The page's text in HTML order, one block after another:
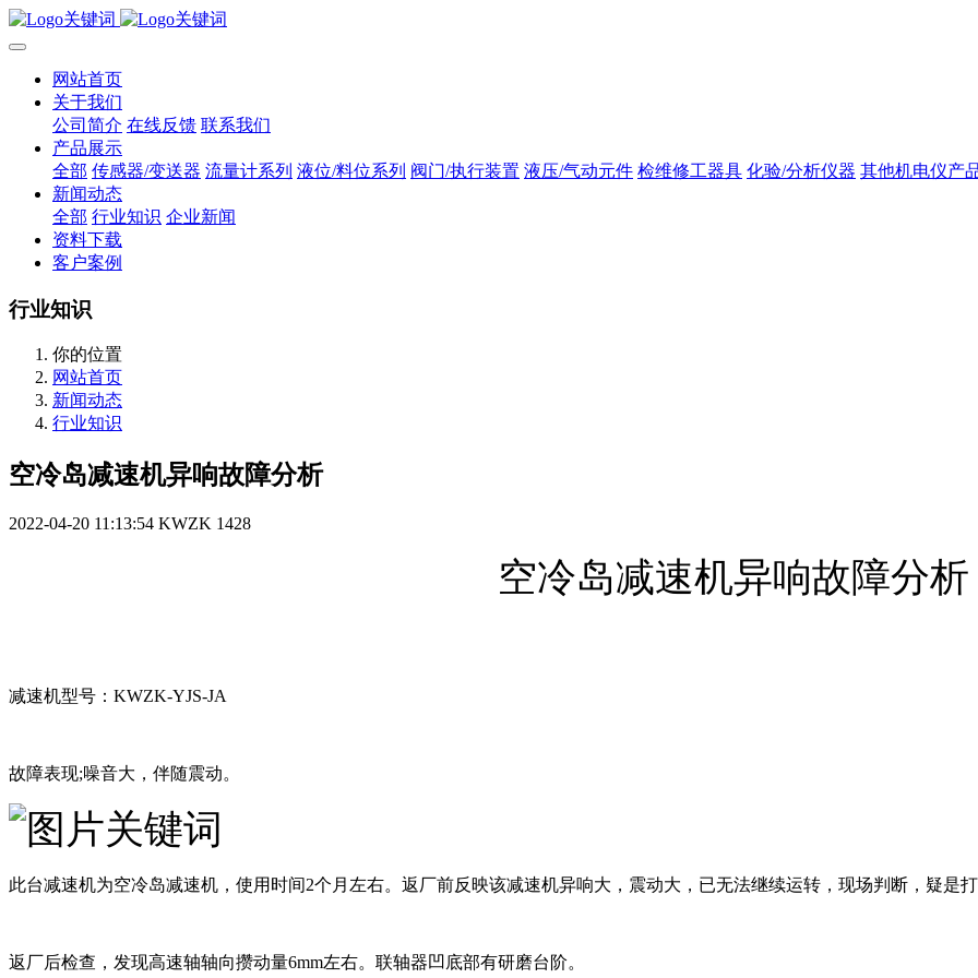
网站首页
关于我们
公司简介 在线反馈 联系我们
产品展示
全部 传感器/变送器 流量计系列 液位/料位系列 阀门/执行装置 液压/气动元件 检维修工器具 化验/分析仪器 其他机电仪产
新闻动态
全部 行业知识 企业新闻
资料下载
客户案例
行业知识
你的位置
网站首页
新闻动态
行业知识
空冷岛减速机异响故障分析
2022-04-20 11:13:54 KWZK 1428
空冷岛减速机异响故障分析
减速机型号：KWZK-YJS-JA
故障表现;噪音大，伴随震动。
此台减速机为空冷岛减速机，使用时间2个月左右。返厂前反映该减速机异响大，震动大，已无法继续运转，现场判断，疑是打
返厂后检查，发现高速轴轴向攒动量6mm左右。联轴器凹底部有研磨台阶。